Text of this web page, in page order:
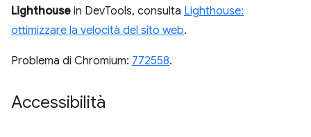
Lighthouse in DevTools, consulta Lighthouse:
ottimizzare la velocità del sito web.
Problema di Chromium: 772558.
Accessibilità